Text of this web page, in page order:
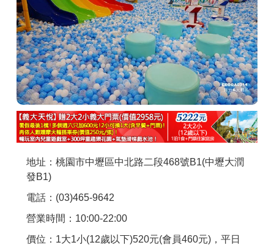
討論區
聯絡我們
APP下載
地址：桃園市中壢區中北路二段468號B1(中壢大潤
發B1)
電話：(03)465-9642
營業時間：10:00-22:00
價位：1大1小(12歲以下)520元(會員460元)，平日